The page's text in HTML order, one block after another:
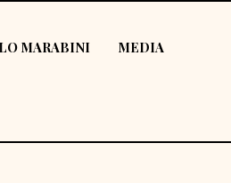
MARABINI MEDIA